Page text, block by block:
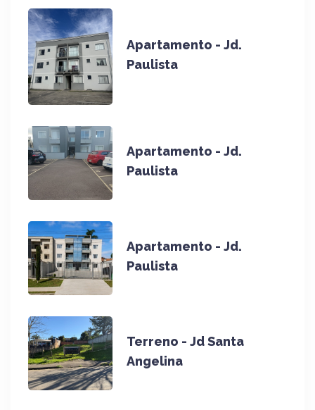
Apartamento - Jd.
Paulista
Apartamento - Jd.
Paulista
Apartamento - Jd.
Paulista
Terreno - Jd Santa
Angelina